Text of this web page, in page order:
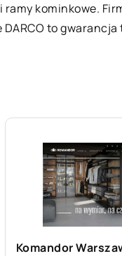
kominkowe.
to
Komandor